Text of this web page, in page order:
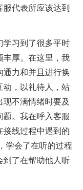
代表所应该达到
习到了很多平时
丰厚。在这里，我
通力和并且进行换
动，以礼待人，站
不满情绪时要及
。我在呼入客服
接线过程中遇到的
学会了在听的过程
到了在帮助他人听